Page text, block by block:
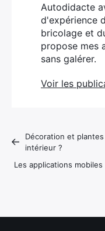
Autodidacte
d'expérience
bricolage et
propose mes
sans galérer.
Voir les
Décoration et
intérieur ?
Les applications